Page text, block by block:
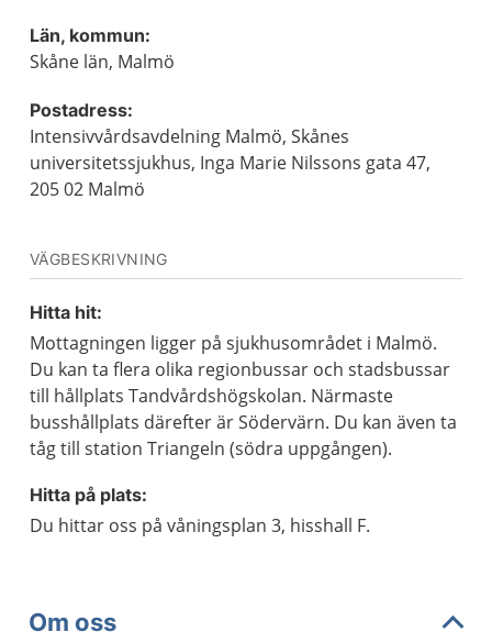
Län, kommun:
Skåne län, Malmö
Postadress:
Intensivvårdsavdelning Malmö, Skånes
universitetssjukhus, Inga Marie Nilssons gata 47,
205 02 Malmö
VÄGBESKRIVNING
Hitta hit:
Mottagningen ligger på sjukhusområdet i Malmö.
Du kan ta flera olika regionbussar och stadsbussar
till hållplats Tandvårdshögskolan. Närmaste
busshållplats därefter är Södervärn. Du kan även ta
tåg till station Triangeln (södra uppgången).
Hitta på plats:
Du hittar oss på våningsplan 3, hisshall F.
Om oss